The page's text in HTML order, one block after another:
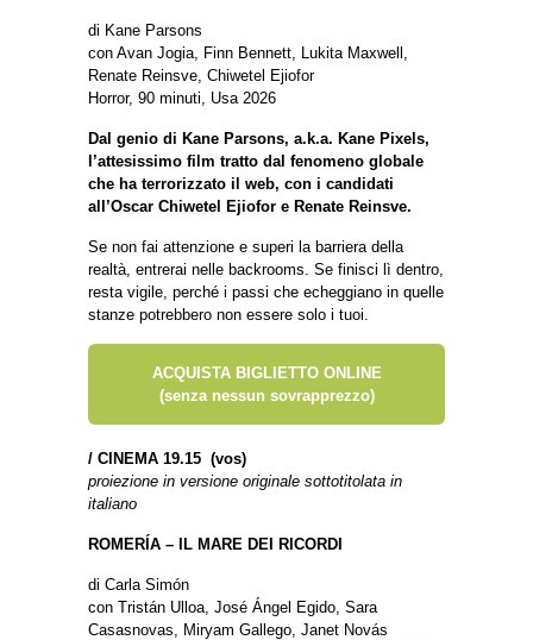
di Kane Parsons
con Avan Jogia, Finn Bennett, Lukita Maxwell,
Renate Reinsve, Chiwetel Ejiofor
Horror, 90 minuti, Usa 2026
Dal genio di Kane Parsons, a.k.a. Kane Pixels,
l’attesissimo film tratto dal fenomeno globale
che ha terrorizzato il web, con i candidati
all’Oscar Chiwetel Ejiofor e Renate Reinsve.
Se non fai attenzione e superi la barriera della
realtà, entrerai nelle backrooms. Se finisci lì dentro,
resta vigile, perché i passi che echeggiano in quelle
stanze potrebbero non essere solo i tuoi.
ACQUISTA BIGLIETTO ONLINE
(senza nessun sovrapprezzo)
/ CINEMA 19.15 (vos)
proiezione in versione originale sottotitolata in
italiano
ROMERÍA – IL MARE DEI RICORDI
di Carla Simón
con Tristán Ulloa, José Ángel Egido, Sara
Casasnovas, Miryam Gallego, Janet Novás